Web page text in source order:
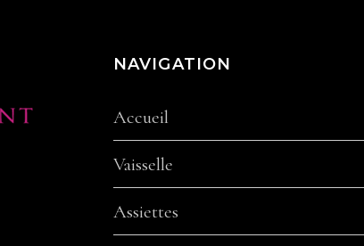
NAVIGATION
Accueil
Vaisselle
Assiettes